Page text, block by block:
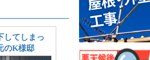
してしまっ
のK様邸